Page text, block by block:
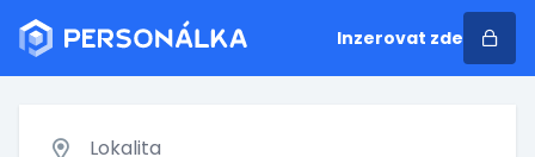
Inzerovat zde